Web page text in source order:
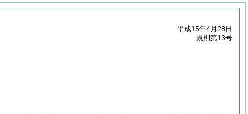
平成15年4月28日
規則第13号